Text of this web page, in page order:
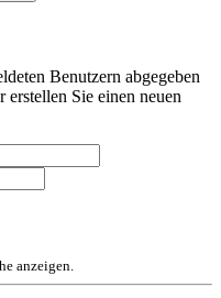
Benutzern abgegeben
Sie einen neuen
anzeigen.